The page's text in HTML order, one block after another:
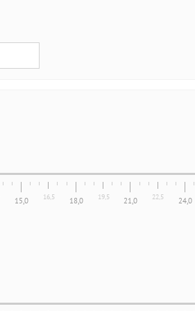
15,0 16,5 18,0 19,5 21,0 22,5 24,0